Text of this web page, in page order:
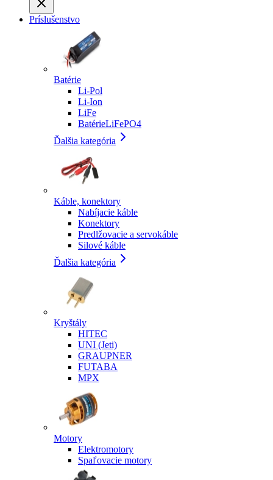
Príslušenstvo
Batérie
Li-Pol
Li-Ion
LiFe
BatérieLiFePO4
Ďalšia kategória
Káble, konektory
Nabíjacie káble
Konektory
Predlžovacie a servokáble
Silové káble
Ďalšia kategória
Kryštály
HITEC
UNI (Jeti)
GRAUPNER
FUTABA
MPX
Motory
Elektromotory
Spaľovacie motory